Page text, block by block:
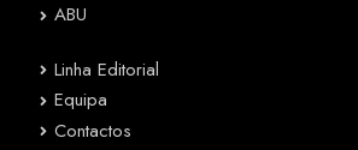
ABU
Linha Editorial
Equipa
Contactos